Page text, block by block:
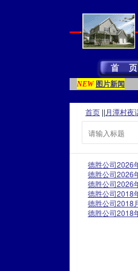
NEW 图片新闻
首页 ||月潭村夜
德胜公司2026
德胜公司2026
德胜公司2026
德胜公司2018
德胜公司2018
德胜公司2018